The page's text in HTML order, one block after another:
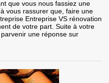
que vous nous fassiez une
vous rassurer que, faire une
Entreprise VS rénovation
de votre part. Suite à votre
une réponse sur